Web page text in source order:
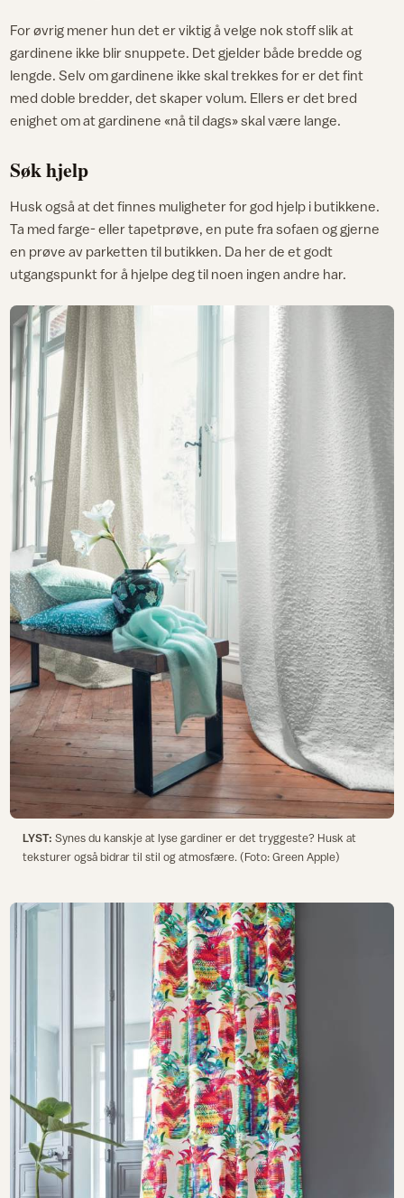
For øvrig mener hun det er viktig å velge nok stoff slik at
gardinene ikke blir snuppete. Det gjelder både bredde og
lengde. Selv om gardinene ikke skal trekkes for er det fint
med doble bredder, det skaper volum. Ellers er det bred
enighet om at gardinene «nå til dags» skal være lange.
Søk hjelp
Husk også at det finnes muligheter for god hjelp i butikkene.
Ta med farge- eller tapetprøve, en pute fra sofaen og gjerne
en prøve av parketten til butikken. Da her de et godt
utgangspunkt for å hjelpe deg til noen ingen andre har.
LYST: Synes du kanskje at lyse gardiner er det tryggeste? Husk at
teksturer også bidrar til stil og atmosfære. (Foto: Green Apple)